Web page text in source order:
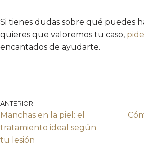
Si tienes dudas sobre qué puedes
quieres que valoremos tu caso,
encantados de ayudarte.
ANTERIOR
Manchas en la piel: el
tratamiento ideal según
tu lesión